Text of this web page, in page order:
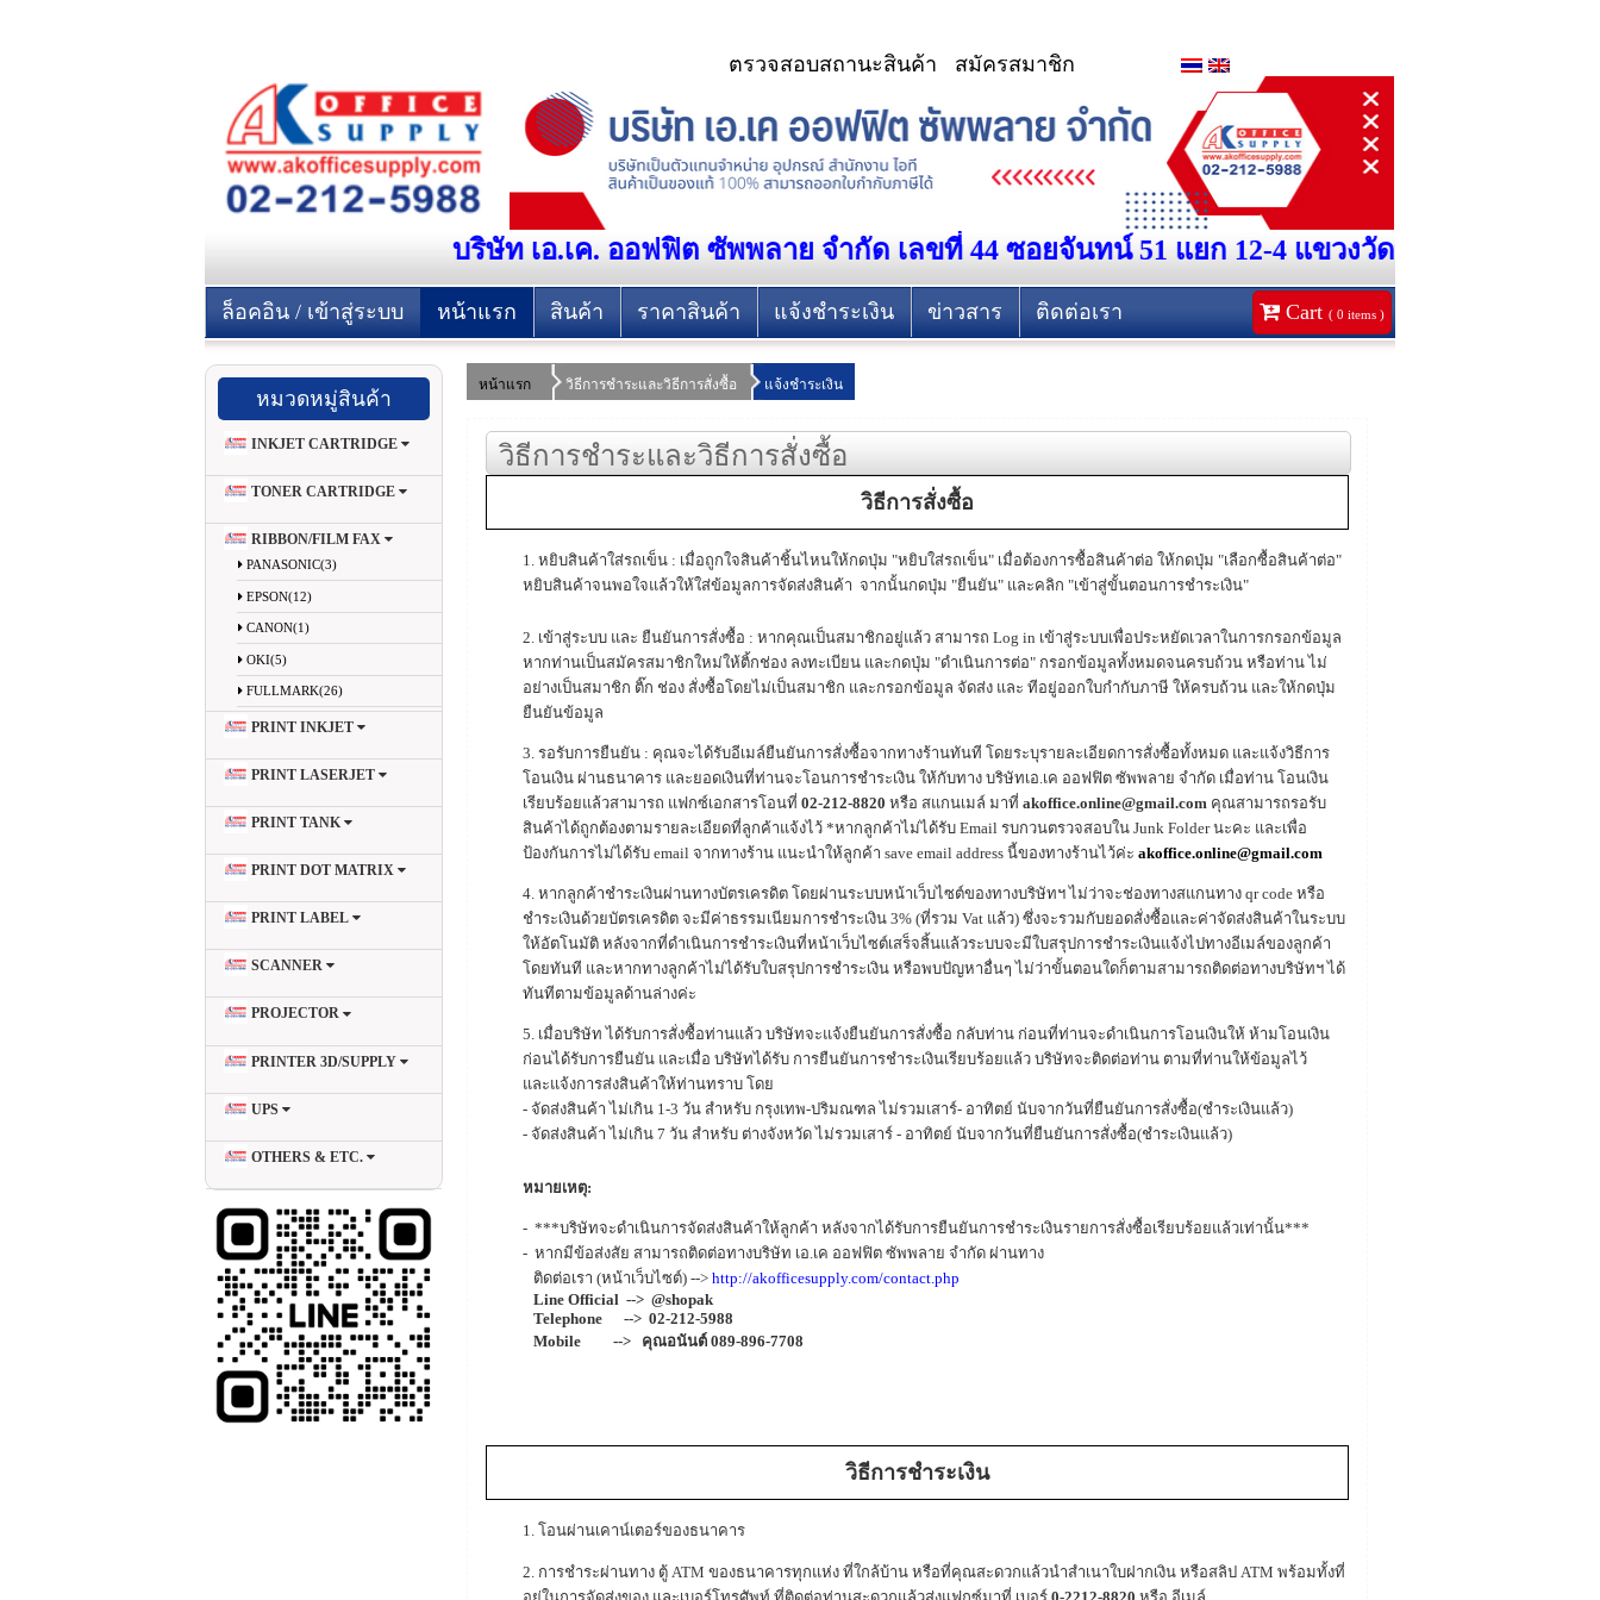
สมัครสมาชิก
ตรวจสอบสถานะสินค้า
บริษัท เอ.เค. ออฟฟิต ซัพพลาย จำกัด เลขที่ 44 ซอยจันทน์ 51 แยก 12-4 แขวงวัดพระยาไกร เขตบ
ล็อคอิน / เข้าสู่ระบบ หน้าแรก สินค้า ราคาสินค้า แจ้งชำระเงิน ข่าวสาร ติดต่อเรา Cart ( 0 items )
หมวดหมู่สินค้า
INKJET CARTRIDGE
TONER CARTRIDGE
RIBBON/FILM FAX
PANASONIC(3)
EPSON(12)
CANON(1)
OKI(5)
FULLMARK(26)
PRINT INKJET
PRINT LASERJET
PRINT TANK
PRINT DOT MATRIX
PRINT LABEL
SCANNER
PROJECTOR
PRINTER 3D/SUPPLY
UPS
OTHERS & ETC.
หน้าแรก วิธีการชำระและวิธีการสั่งซื้อ แจ้งชำระเงิน
วิธีการชำระและวิธีการสั่งซื้อ
วิธีการสั่งซื้อ
1. หยิบสินค้าใส่รถเข็น : เมื่อถูกใจสินค้าชิ้นไหนให้กดปุ่ม "หยิบใส่รถเข็น" เมื่อต้องการซื้อสินค้าต่อ ให้กดปุ่ม "เลือกซื้อสินค้าต่อ"
หยิบสินค้าจนพอใจแล้วให้ใส่ข้อมูลการจัดส่งสินค้า จากนั้นกดปุ่ม "ยืนยัน" และคลิก "เข้าสู่ขั้นตอนการชำระเงิน"
2. เข้าสู่ระบบ และ ยืนยันการสั่งซื้อ : หากคุณเป็นสมาชิกอยู่แล้ว สามารถ Log in เข้าสู่ระบบเพื่อประหยัดเวลาในการกรอกข้อมูล
หากท่านเป็นสมัครสมาชิกใหม่ให้ติ้กช่อง ลงทะเบียน และกดปุ่ม "ดำเนินการต่อ" กรอกข้อมูลทั้งหมดจนครบถ้วน หรือท่าน ไม่
อย่างเป็นสมาชิก ติ๊ก ช่อง สั่งซื้อโดยไม่เป็นสมาชิก และกรอกข้อมูล จัดส่ง และ ทีอยู่ออกใบกำกับภาษี ให้ครบถ้วน และให้กดปุ่ม
ยืนยันข้อมูล
3. รอรับการยืนยัน : คุณจะได้รับอีเมล์ยืนยันการสั่งซื้อจากทางร้านทันที โดยระบุรายละเอียดการสั่งซื้อทั้งหมด และแจ้งวิธีการ
โอนเงิน ผ่านธนาคาร และยอดเงินที่ท่านจะโอนการชำระเงิน ให้กับทาง บริษัทเอ.เค ออฟฟิต ซัพพลาย จำกัด เมื่อท่าน โอนเงิน
เรียบร้อยแล้วสามารถ แฟกซ์เอกสารโอนที่ 02-212-8820 หรือ สแกนเมล์ มาที่ akoffice.online@gmail.com คุณสามารถรอรับ
สินค้าได้ถูกต้องตามรายละเอียดที่ลูกค้าแจ้งไว้ *หากลูกค้าไม่ได้รับ Email รบกวนตรวจสอบใน Junk Folder นะคะ และเพื่อ
ป้องกันการไม่ได้รับ email จากทางร้าน แนะนำให้ลูกค้า save email address นี้ของทางร้านไว้ค่ะ akoffice.online@gmail.com
4. หากลูกค้าชำระเงินผ่านทางบัตรเครดิต โดยผ่านระบบหน้าเว็บไซต์ของทางบริษัทฯ ไม่ว่าจะช่องทางสแกนทาง qr code หรือ
ชำระเงินด้วยบัตรเครดิต จะมีค่าธรรมเนียมการชำระเงิน 3% (ที่รวม Vat แล้ว) ซึ่งจะรวมกับยอดสั่งซื้อและค่าจัดส่งสินค้าในระบบ
ให้อัตโนมัติ หลังจากที่ดำเนินการชำระเงินที่หน้าเว็บไซต์เสร็จสิ้นแล้วระบบจะมีใบสรุปการชำระเงินแจ้งไปทางอีเมล์ของลูกค้า
โดยทันที และหากทางลูกค้าไม่ได้รับใบสรุปการชำระเงิน หรือพบปัญหาอื่นๆ ไม่ว่าขั้นตอนใดก็ตามสามารถติดต่อทางบริษัทฯ ได้
ทันทีตามข้อมูลด้านล่างค่ะ
5. เมื่อบริษัท ได้รับการสั่งซื้อท่านแล้ว บริษัทจะแจ้งยืนยันการสั่งซื้อ กลับท่าน ก่อนที่ท่านจะดำเนินการโอนเงินให้ ห้ามโอนเงิน
ก่อนได้รับการยืนยัน และเมื่อ บริษัทได้รับ การยืนยันการชำระเงินเรียบร้อยแล้ว บริษัทจะติดต่อท่าน ตามที่ท่านให้ข้อมูลไว้
และแจ้งการส่งสินค้าให้ท่านทราบ โดย
- จัดส่งสินค้า ไม่เกิน 1-3 วัน สำหรับ กรุงเทพ-ปริมณฑล ไม่รวมเสาร์- อาทิตย์ นับจากวันที่ยืนยันการสั่งซื้อ(ชำระเงินแล้ว)
- จัดส่งสินค้า ไม่เกิน 7 วัน สำหรับ ต่างจังหวัด ไม่รวมเสาร์ - อาทิตย์ นับจากวันที่ยืนยันการสั่งซื้อ(ชำระเงินแล้ว)
หมายเหตุ:
- ***บริษัทจะดำเนินการจัดส่งสินค้าให้ลูกค้า หลังจากได้รับการยืนยันการชำระเงินรายการสั่งซื้อเรียบร้อยแล้วเท่านั้น***
- หากมีข้อส่งสัย สามารถติดต่อทางบริษัท เอ.เค ออฟฟิต ซัพพลาย จำกัด ผ่านทาง
ติดต่อเรา (หน้าเว็บไซต์) --> http://akofficesupply.com/contact.php
Line Official --> @shopak
Telephone --> 02-212-5988
Mobile --> คุณอนันต์ 089-896-7708
วิธีการชำระเงิน
1. โอนผ่านเคาน์เตอร์ของธนาคาร
2. การชำระผ่านทาง ตู้ ATM ของธนาคารทุกแห่ง ที่ใกล้บ้าน หรือที่คุณสะดวกแล้วนำสำเนาใบฝากเงิน หรือสลิป ATM พร้อมทั้งที่